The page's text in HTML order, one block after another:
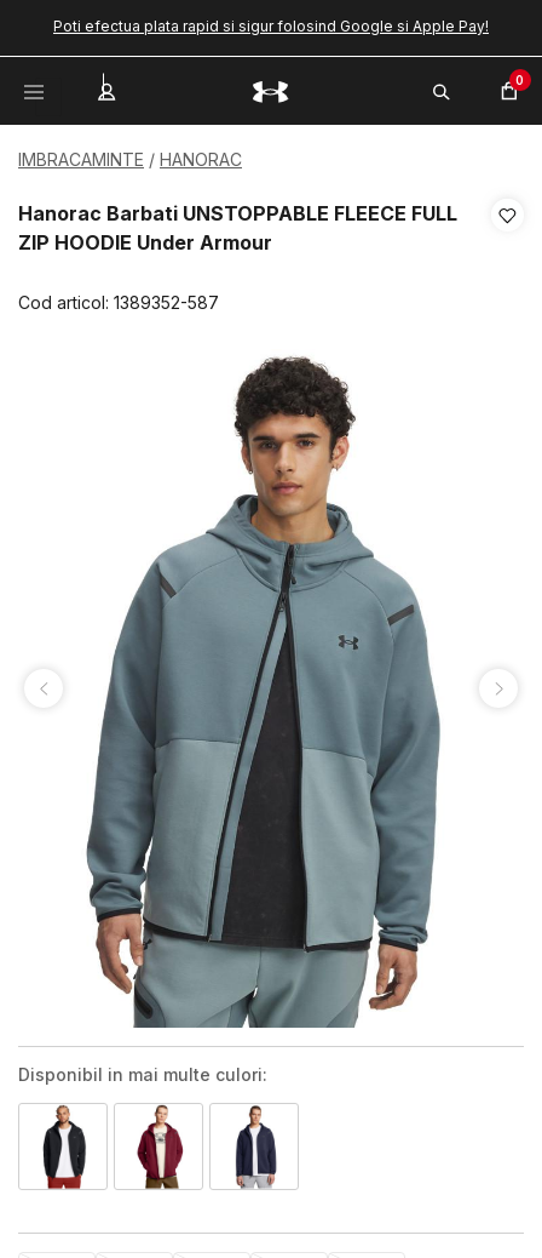
Poti efectua plata rapid si sigur folosind Google si Apple Pay!
0
IMBRACAMINTE HANORAC
Hanorac Barbati UNSTOPPABLE FLEECE FULL
ZIP HOODIE Under Armour
Cod articol: 1389352-587
Disponibil in mai multe culori: